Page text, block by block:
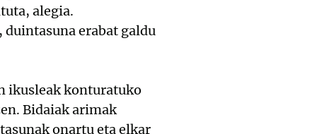
alegia.
erabat galdu
ikusleak konturatuko
Bidaiak arimak
onartu eta elkar